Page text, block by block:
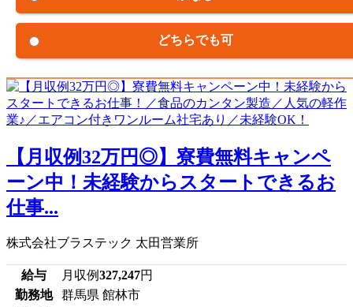
どちらでも可
【月収例32万円◎】寮費無料キャンペ
ーン中！未経験からスタートできるお
仕事...
株式会社ブラステック 太田営業所
給与 月収例327,247円
勤務地
群馬県 館林市